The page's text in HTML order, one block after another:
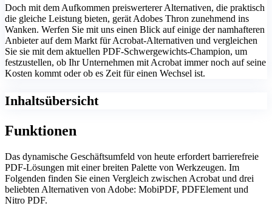
Doch mit dem Aufkommen preiswerterer Alternativen, die praktisch
die gleiche Leistung bieten, gerät Adobes Thron zunehmend ins
Wanken. Werfen Sie mit uns einen Blick auf einige der namhafteren
Anbieter auf dem Markt für Acrobat-Alternativen und vergleichen
Sie sie mit dem aktuellen PDF-Schwergewichts-Champion, um
festzustellen, ob Ihr Unternehmen mit Acrobat immer noch auf seine
Kosten kommt oder ob es Zeit für einen Wechsel ist.
Inhaltsübersicht
Funktionen
Das dynamische Geschäftsumfeld von heute erfordert barrierefreie
PDF-Lösungen mit einer breiten Palette von Werkzeugen. Im
Folgenden finden Sie einen Vergleich zwischen Acrobat und drei
beliebten Alternativen von Adobe: MobiPDF, PDFElement und
Nitro PDF.